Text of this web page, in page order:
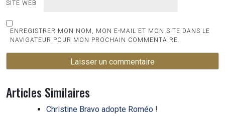
SITE WEB
ENREGISTRER MON NOM, MON E-MAIL ET MON SITE DANS LE
NAVIGATEUR POUR MON PROCHAIN COMMENTAIRE.
Articles Similaires
Christine Bravo adopte Roméo !